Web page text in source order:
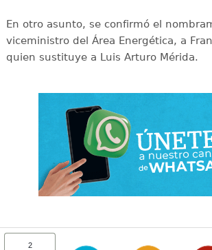
En otro asunto, se confirmó el
viceministro del Área Energética, a
quien sustituye a Luis Arturo Mérida.
2